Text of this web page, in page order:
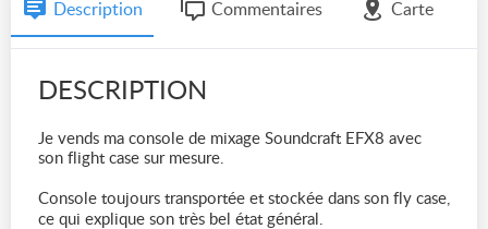
Description Commentaires Carte
DESCRIPTION
Je vends ma console de mixage Soundcraft EFX8 avec
son flight case sur mesure.
Console toujours transportée et stockée dans son fly case,
ce qui explique son très bel état général.